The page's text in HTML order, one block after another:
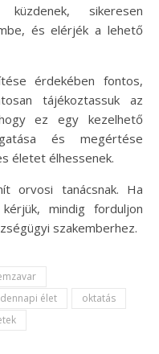
sikeresen
és elérjék a lehető
érdekében fontos,
tájékoztassuk az
ez egy kezelhető
és megértése
életet élhessenek.
orvosi tanácsnak. Ha
mindig forduljon
szakemberhez.
élet
oktatás